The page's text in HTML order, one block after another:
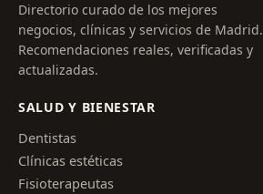
Directorio curado de los mejores
negocios, clínicas y servicios de Madrid.
Recomendaciones reales, verificadas y
actualizadas.
SALUD Y BIENESTAR
Dentistas
Clínicas estéticas
Fisioterapeutas